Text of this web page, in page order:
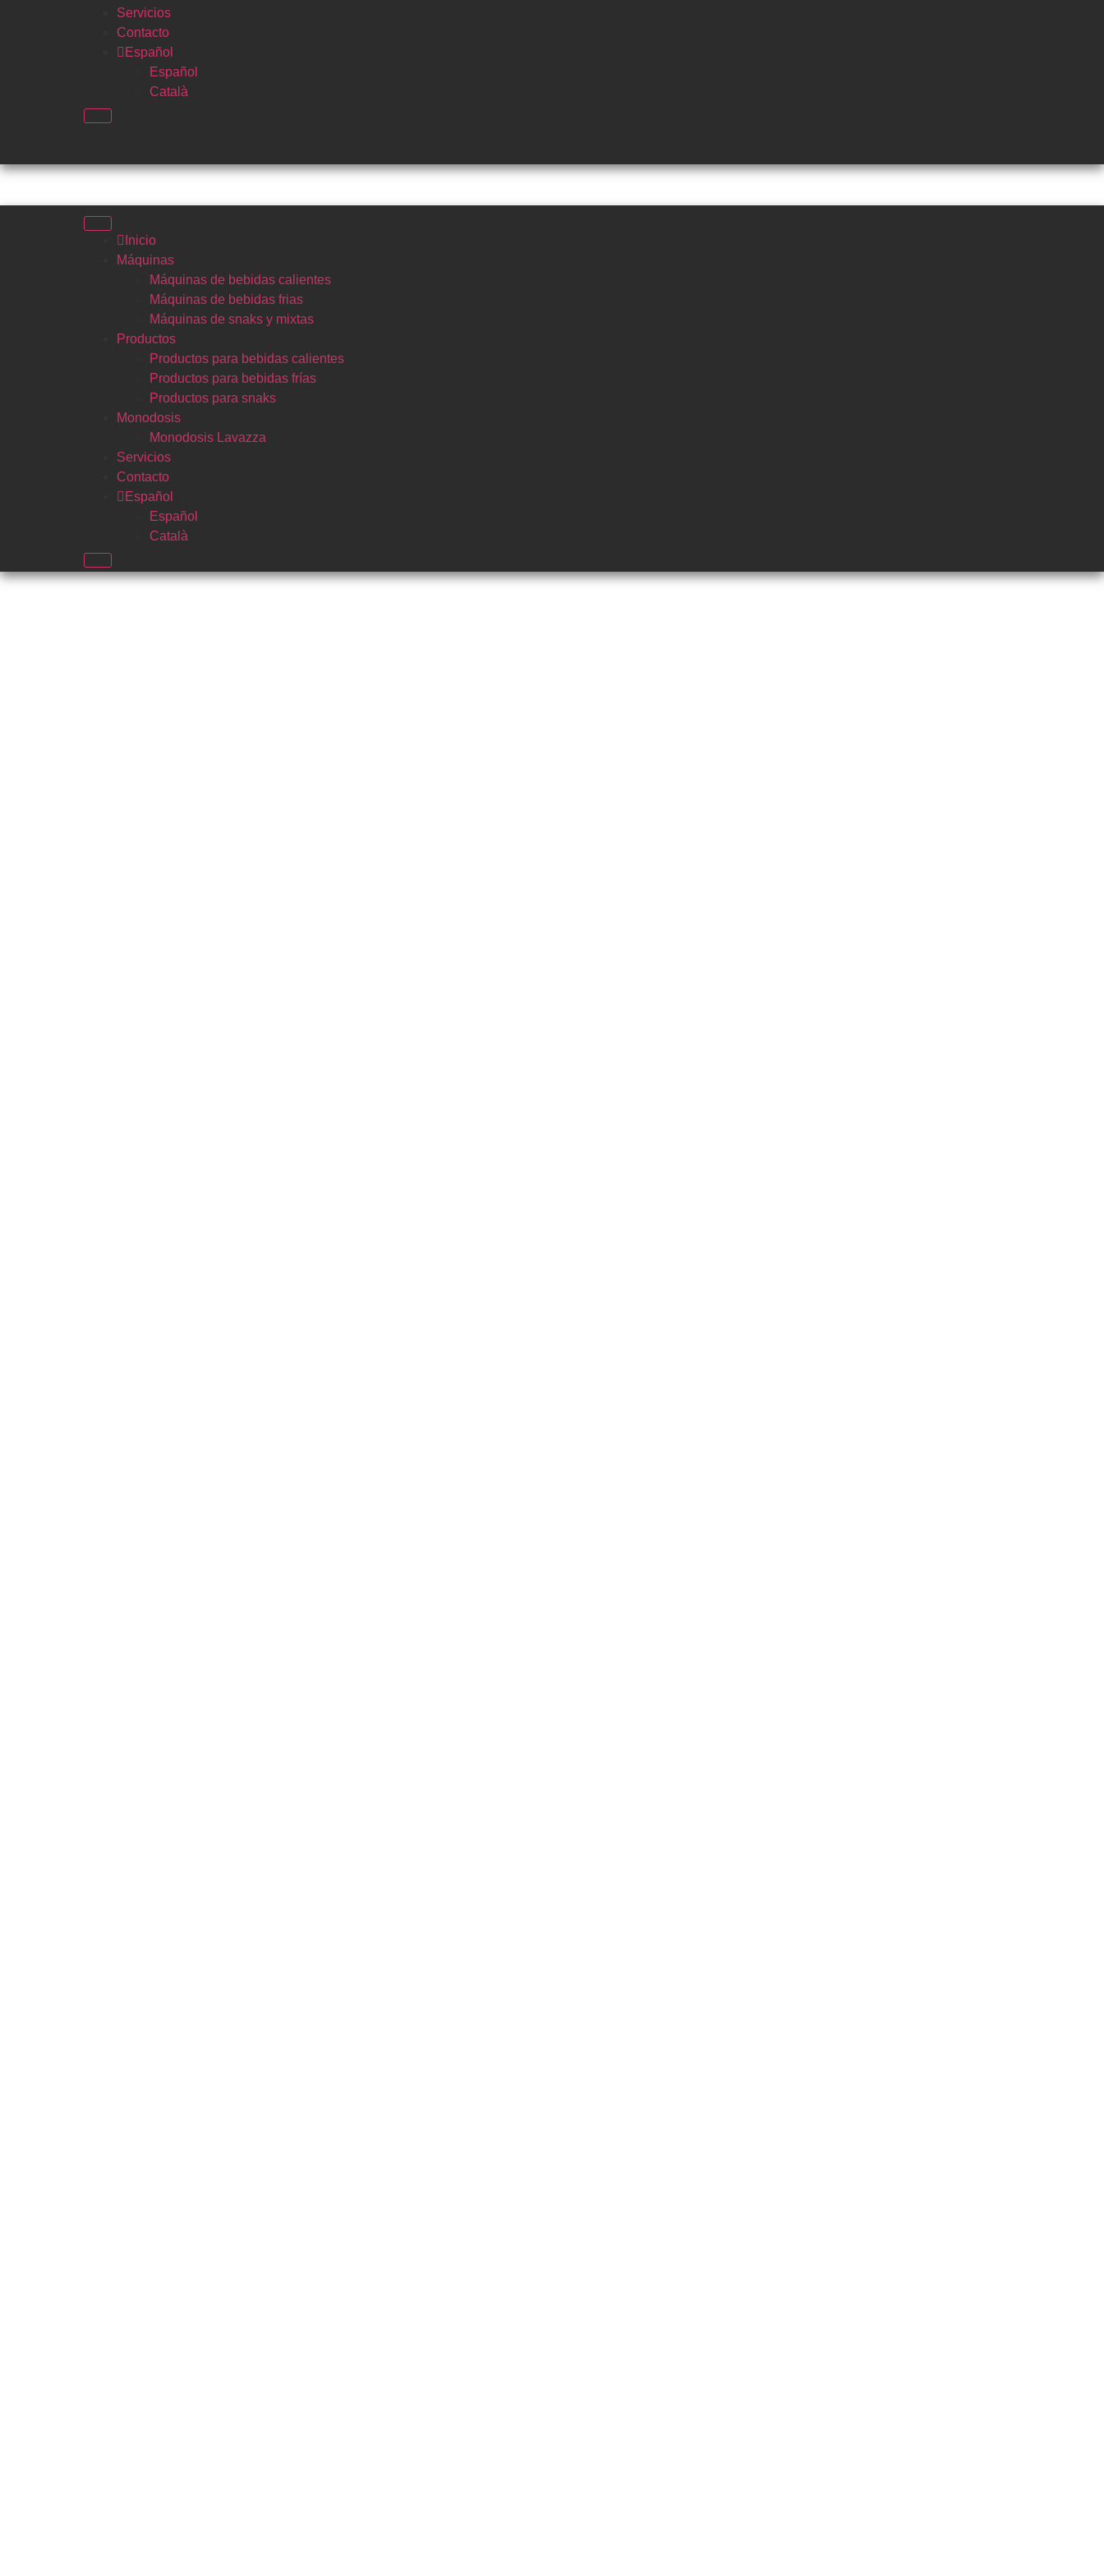
Servicios
Contacto
Español
Español
Català
Inicio
Máquinas
Máquinas de bebidas calientes
Máquinas de bebidas frias
Máquinas de snaks y mixtas
Productos
Productos para bebidas calientes
Productos para bebidas frías
Productos para snaks
Monodosis
Monodosis Lavazza
Servicios
Contacto
Español
Español
Català